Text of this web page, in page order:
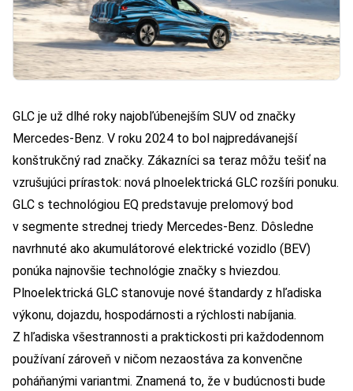
GLC je už dlhé roky najobľúbenejším SUV od značky
Mercedes‑Benz. V roku 2024 to bol najpredávanejší
konštrukčný rad značky. Zákazníci sa teraz môžu tešiť na
vzrušujúci prírastok: nová plnoelektrická GLC rozšíri ponuku.
GLC s technológiou EQ predstavuje prelomový bod
v segmente strednej triedy Mercedes-Benz. Dôsledne
navrhnuté ako akumulátorové elektrické vozidlo (BEV)
ponúka najnovšie technológie značky s hviezdou.
Plnoelektrická GLC stanovuje nové štandardy z hľadiska
výkonu, dojazdu, hospodárnosti a rýchlosti nabíjania.
Z hľadiska všestrannosti a praktickosti pri každodennom
používaní zároveň v ničom nezaostáva za konvenčne
poháňanými variantmi. Znamená to, že v budúcnosti bude